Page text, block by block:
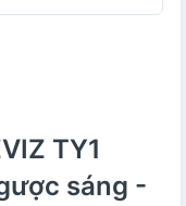
TY1
sáng -